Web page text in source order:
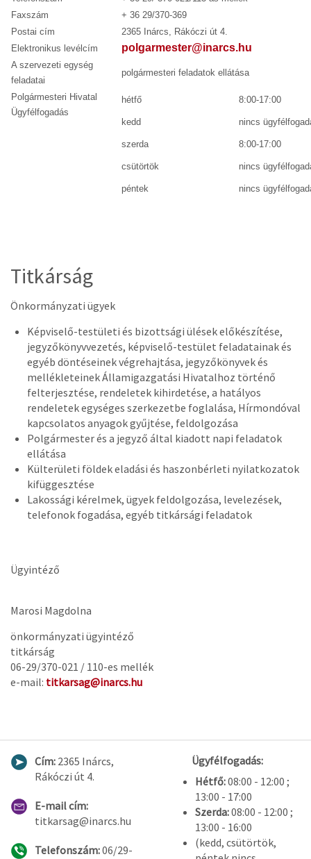
Faxszám
+ 36 29/370-369
Postai cím
2365 Inárcs, Rákóczi út 4.
Elektronikus levélcím
polgarmester@inarcs.hu
A szervezeti egység
feladatai
polgármesteri feladatok ellátása
Polgármesteri Hivatal
Ügyfélfogadás
hétfő 8:00-17:00
kedd nincs
szerda 8:00-17:00
csütörtök nincs
péntek nincs
Titkárság
Önkormányzati ügyek
Képviselő-testületi és bizottsági ülések előkészítése,
jegyzőkönyvvezetés, képviselő-testület feladatainak és
egyéb döntéseinek végrehajtása, jegyzőkönyvek és
mellékleteinek Államigazgatási Hivatalhoz történő
felterjesztése, rendeletek kihirdetése, a hatályos
rendeletek egységes szerkezetbe foglalása, Hírmondóval
kapcsolatos anyagok gyűjtése, feldolgozása
Polgármester és a jegyző által kiadott napi feladatok
ellátása
Külterületi földek eladási és haszonbérleti nyilatkozatok
kifüggesztése
Lakossági kérelmek, ügyek feldolgozása, levelezések,
telefonok fogadása, egyéb titkársági feladatok
Ügyintéző
Marosi Magdolna
önkormányzati ügyintéző
titkárság
06-29/370-021 / 110-es mellék
e-mail: titkarsag@inarcs.hu
Cím: 2365 Inárcs,
Rákóczi út 4.
E-mail cím:
titkarsag@inarcs.hu
Telefonszám:06/29-
Ügyfélfogadás:
Hétfő:08:00 - 12:00 ;
13:00 - 17:00
Szerda:08:00 - 12:00 ;
13:00 - 16:00
(kedd, csütörtök,